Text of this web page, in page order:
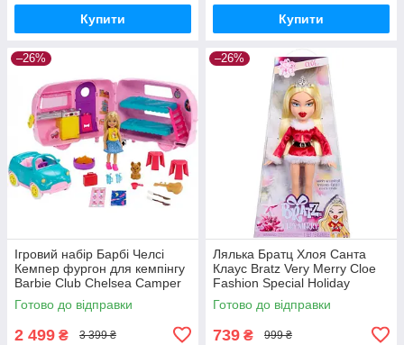
Купити Купити
–26%
Ігровий набір Барбі Челсі
Кемпер фургон для кемпінгу
Barbie Club Chelsea Camper
Готово до відправки
2 499 ₴ 3 399 ₴
–26%
Лялька Братц Хлоя Санта
Клаус Bratz Very Merry Cloe
Fashion Special Holiday
Готово до відправки
739 ₴ 999 ₴